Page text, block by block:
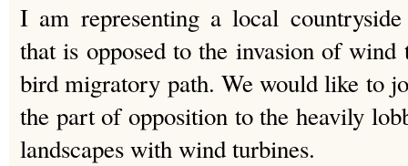
I am representing a local
that is opposed to the invasion of
bird migratory path. We would like to
the part of opposition to the heavily
landscapes with wind turbines.